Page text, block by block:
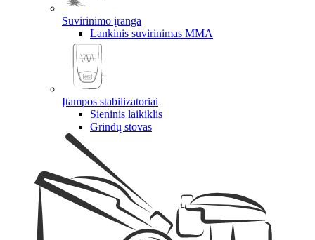
Suvirinimo įranga
Lankinis suvirinimas MMA
Įtampos stabilizatoriai
Sieninis laikiklis
Grindų stovas